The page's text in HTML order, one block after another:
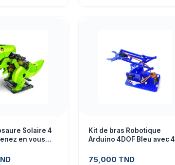
Solaire 4
en vous
Kit de bras Robotique
Arduino 4DOF Bleu avec 4
75,000 TND